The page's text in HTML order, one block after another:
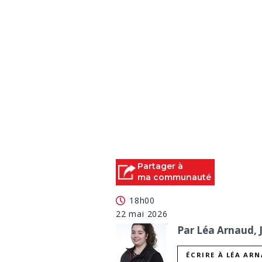
Partager à
ma communauté
18h00
22 mai 2026
Par Léa Arnaud,
ÉCRIRE À LÉA